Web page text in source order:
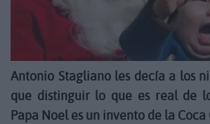
Antonio Stagliano les decía a los
que distinguir lo que es real de
Papa Noel es un invento de la Coca